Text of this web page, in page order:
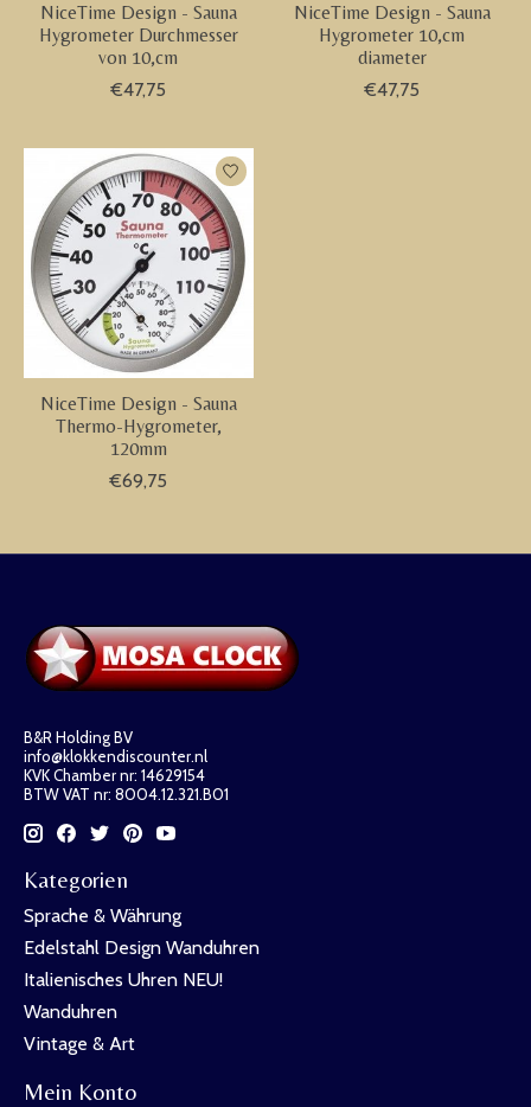
NiceTime Design - Sauna
Hygrometer Durchmesser
von 10,cm
€47,75
NiceTime Design - Sauna
Hygrometer 10,cm
diameter
€47,75
NiceTime Design - Sauna
Thermo-Hygrometer,
120mm
€69,75
B&R Holding BV
info@klokkendiscounter.nl
KVK Chamber nr: 14629154
BTW VAT nr: 8004.12.321.B01
Kategorien
Sprache & Währung
Edelstahl Design Wanduhren
Italienisches Uhren NEU!
Wanduhren
Vintage & Art
Mein Konto